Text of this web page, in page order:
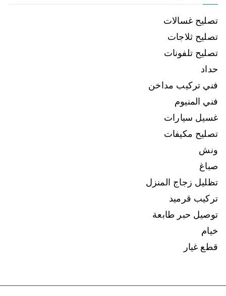
تصليح غسالات
تصليح ثلاجات
تصليح تلفونات
حداد
فني تركيب مداخن
فني المنيوم
غسيل سيارات
تصليح مكيفات
ونش
صباغ
تظليل زجاج المنزل
تركيب قرميد
توصيل حبر طابعة
خيام
قطع غيار